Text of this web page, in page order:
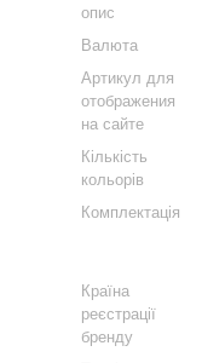
опис
Валюта
Артикул для
отображения
на сайте
Кількість
кольорів
Комплектація
Країна
реєстрації
бренду